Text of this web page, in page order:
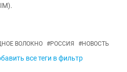
ВОЛОКНО #РОССИЯ #НОВОСТЬ
все теги в фильтр